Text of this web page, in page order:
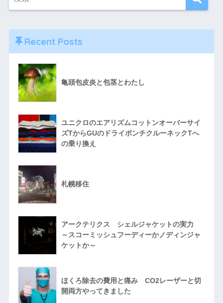
Recent Posts
亀頭包皮炎と包茎とわたし
ユニクロのエアリズムコットンオーバーサイ
ズTからGUのドライポンチクルーネックTへ
の乗り換え
札幌移住
アークテリクス シェルジャケットの実力
～スコーミッシュフーディーかノディンジャ
ケットか～
ほくろ除去の費用と痛み CO2レーザーと切
開両方やってきました